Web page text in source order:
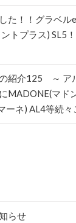
た！！グラベル
トプラス) SL5
紹介125 ～ ア
MADONE(マド
ーネ) AL4等続々
らせ